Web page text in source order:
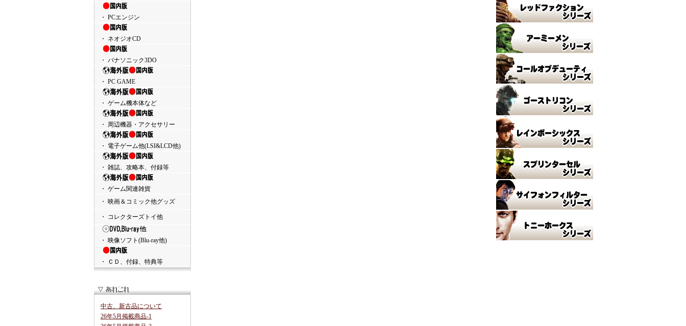
・ PCエンジン
・ ネオジオCD
・ パナソニック3DO
・ PC GAME
・ ゲーム機本体など
・ 周辺機器・アクセサリー
・ 電子ゲーム他(LSI&LCD他)
・ 雑誌、攻略本、付録等
・ ゲーム関連雑貨
・ 映画＆コミック他グッズ
・ コレクターズトイ他
・ 映像ソフト(Blu-ray他)
・ ＣＤ、付録、特典等
中古、新古品について
26年5月掲載商品-1